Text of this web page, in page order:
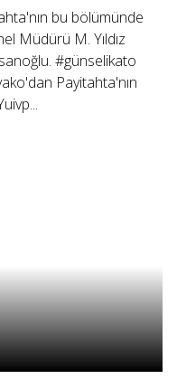
bu bölümünde
Müdürü M. Yıldız
#günselikato
Payitahta'nın